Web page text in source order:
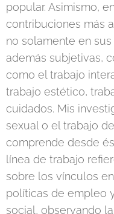
popular. Asimismo,
contribuciones más
no solamente en
además subjetivas,
como el trabajo
trabajo estético,
cuidados. Mis
sexual o el trabajo
comprende desde
línea de trabajo
sobre los vínculos
políticas de empleo
social, observando